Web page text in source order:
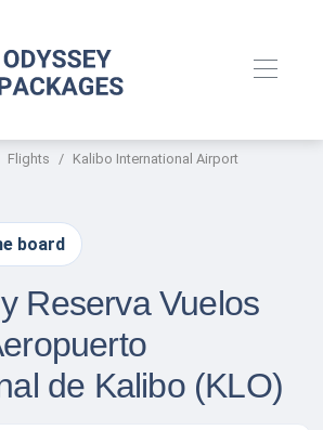
Flights Kalibo International Airport
board
Reserva Vuelos
de Kalibo (KLO)